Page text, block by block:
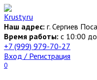
Перейти
к
содержанию
Наш адрес: г. Сергиев
Время работы: c 10:00
+7 (999) 979-70-27
Вход / Регистрация
0